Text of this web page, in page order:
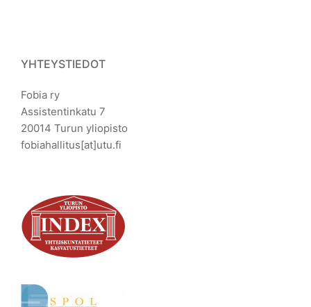
YHTEYSTIEDOT
Fobia ry
Assistentinkatu 7
20014 Turun yliopisto
fobiahallitus[at]utu.fi